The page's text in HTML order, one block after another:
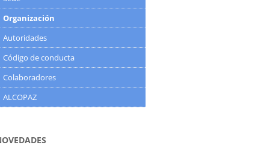
Organización
Autoridades
Código de conducta
Colaboradores
ALCOPAZ